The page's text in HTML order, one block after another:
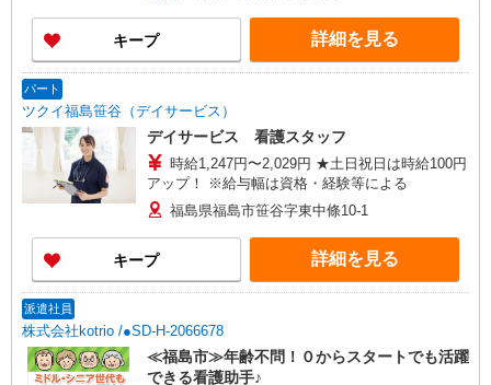
キープ 詳細を見る
パート
ツクイ福島笹谷（デイサービス）
デイサービス 看護スタッフ
時給1,247円〜2,029円 ★土日祝日は時給100円
アップ！ ※給与幅は資格・経験等による
福島県福島市笹谷字東中條10-1
キープ 詳細を見る
派遣社員
株式会社kotrio /●SD-H-2066678
≪福島市≫年齢不問！０からスタートでも活躍
できる看護助手♪